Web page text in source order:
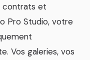
contrats et
Pro Studio, votre
Vos galeries, vos